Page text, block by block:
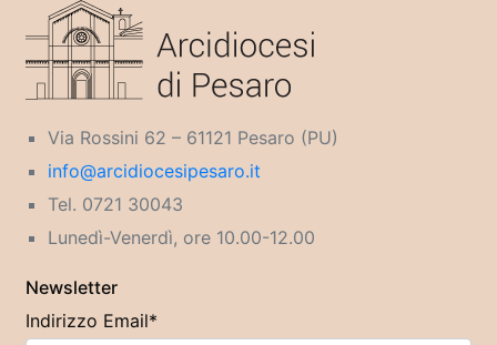
Via Rossini 62 – 61121 Pesaro (PU)
info@arcidiocesipesaro.it
Tel. 0721 30043
Lunedì-Venerdì, ore 10.00-12.00
Newsletter
Indirizzo Email*